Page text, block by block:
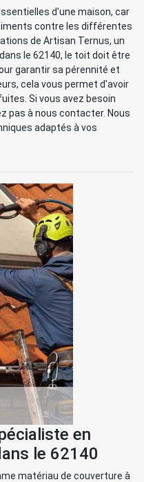
d'une maison, car
contre les différentes
de Artisan Ternus, un
le 62140, le toit doit être
garantir sa pérennité et
cela vous permet d'avoir
Si vous avez besoin
pas à nous contacter. Nous
adaptés à vos
en
le 62140
matériau de couverture à